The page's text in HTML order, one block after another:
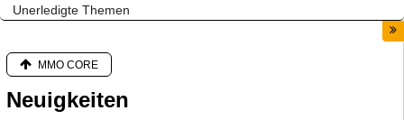
Unerledigte Themen
MMO CORE
Neuigkeiten